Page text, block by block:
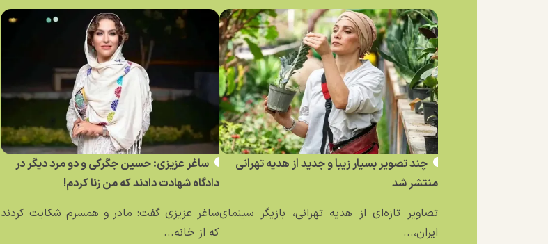
چند تصویر بسیار زیبا و جدید از هدیه تهرانی
منتشر شد
تصاویر تازه‌ای از هدیه تهرانی، بازیگر سینمای
ایران،...
ساغر عزیزی: حسین جگرکی و دو مرد دیگر در
دادگاه شهادت دادند که من زنا کردم!
ساغر عزیزی گفت: مادر و همسرم شکایت کردند
که از خانه...